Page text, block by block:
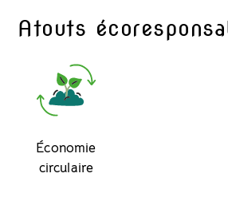
Atouts
Économie
circulaire